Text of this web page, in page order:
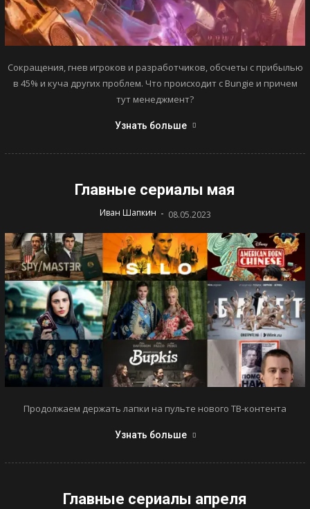
Сокращения, гнев игроков и разработчиков, обсчеты с прибылью
в 45% и куча других проблем. Что происходит с Bungie и причем
тут менеджмент?
Узнать больше
Главные сериалы мая
Иван Шапкин - 08.05.2023
Продолжаем держать лапки на пульте нового ТВ-контента
Узнать больше
Главные сериалы апреля